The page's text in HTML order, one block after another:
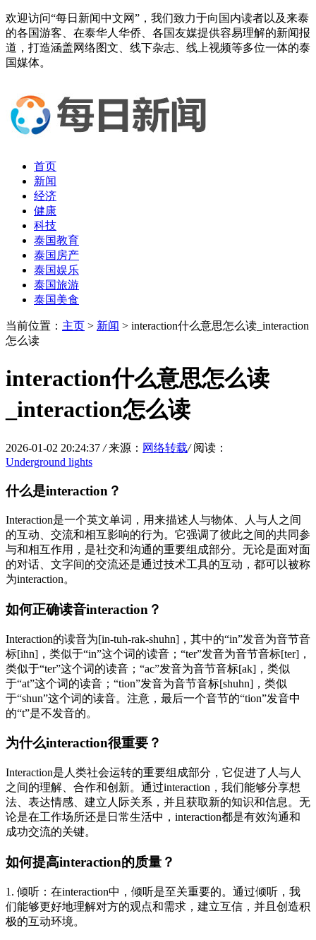
欢迎访问“每日新闻中文网”，我们致力于向国内读者以及来泰
的各国游客、在泰华人华侨、各国友媒提供容易理解的新闻报
道，打造涵盖网络图文、线下杂志、线上视频等多位一体的泰
国媒体。
首页
新闻
经济
健康
科技
泰国教育
泰国房产
泰国娱乐
泰国旅游
泰国美食
当前位置： 主页 > 新闻 > interaction什么意思怎么读_interaction
怎么读
interaction什么意思怎么读
_interaction怎么读
2026-01-02 20:24:37 / 来源： 网络转载/ 阅读：
Underground lights
什么是interaction？
Interaction是一个英文单词，用来描述人与物体、人与人之间
的互动、交流和相互影响的行为。它强调了彼此之间的共同参
与和相互作用，是社交和沟通的重要组成部分。无论是面对面
的对话、文字间的交流还是通过技术工具的互动，都可以被称
为interaction。
如何正确读音interaction？
Interaction的读音为[in-tuh-rak-shuhn]，其中的“in”发音为音节音
标[ihn]，类似于“in”这个词的读音；“ter”发音为音节音标[ter]，
类似于“ter”这个词的读音；“ac”发音为音节音标[ak]，类似
于“at”这个词的读音；“tion”发音为音节音标[shuhn]，类似
于“shun”这个词的读音。注意，最后一个音节的“tion”发音中
的“t”是不发音的。
为什么interaction很重要？
Interaction是人类社会运转的重要组成部分，它促进了人与人
之间的理解、合作和创新。通过interaction，我们能够分享想
法、表达情感、建立人际关系，并且获取新的知识和信息。无
论是在工作场所还是日常生活中，interaction都是有效沟通和
成功交流的关键。
如何提高interaction的质量？
1. 倾听：在interaction中，倾听是至关重要的。通过倾听，我
们能够更好地理解对方的观点和需求，建立互信，并且创造积
极的互动环境。